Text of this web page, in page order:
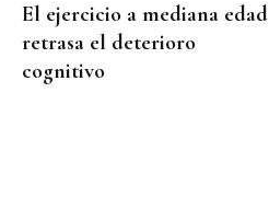
El ejercicio a mediana edad
retrasa el deterioro
cognitivo